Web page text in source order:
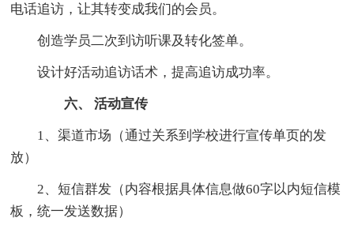
电话追访，让其转变成我们的会员。
创造学员二次到访听课及转化签单。
设计好活动追访话术，提高追访成功率。
六、 活动宣传
1、渠道市场（通过关系到学校进行宣传单页的发
放）
2、短信群发（内容根据具体信息做60字以内短信模
板，统一发送数据）